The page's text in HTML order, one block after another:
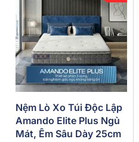
Nệm Lò Xo Túi Độc Lập
Amando Elite Plus Ngủ
Mát, Êm Sâu Dày 25cm